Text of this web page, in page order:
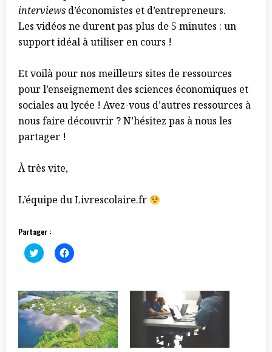
interviews d’économistes et d’entrepreneurs.
Les vidéos ne durent pas plus de 5 minutes : un
support idéal à utiliser en cours !
Et voilà pour nos meilleurs sites de ressources
pour l’enseignement des sciences économiques et
sociales au lycée ! Avez-vous d’autres ressources à
nous faire découvrir ? N’hésitez pas à nous les
partager !
À très vite,
L’équipe du Livrescolaire.fr
Partager :
C
l
t
o
s
h
a
r
e
o
C
l
e
z
p
o
u
r
p
a